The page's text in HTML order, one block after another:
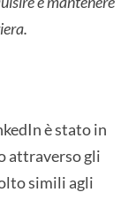
è stato in
attraverso gli
simili agli